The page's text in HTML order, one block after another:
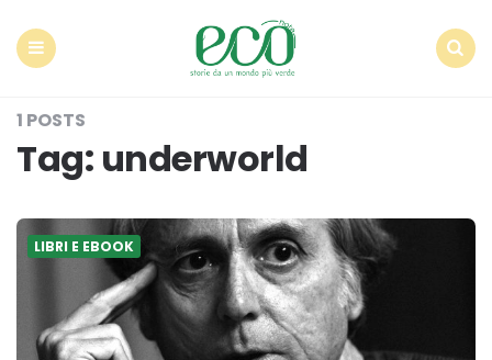
1 POSTS
Tag: underworld
LIBRI E EBOOK